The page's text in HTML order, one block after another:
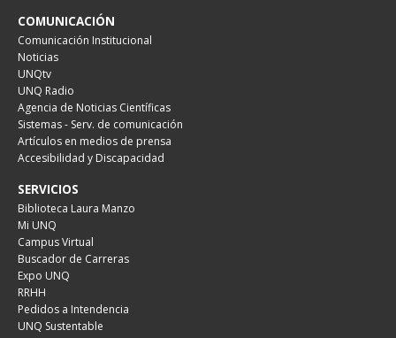
COMUNICACIÓN
Comunicación Institucional
Noticias
UNQtv
UNQ Radio
Agencia de Noticias Científicas
Sistemas - Serv. de comunicación
Artículos en medios de prensa
Accesibilidad y Discapacidad
SERVICIOS
Biblioteca Laura Manzo
Mi UNQ
Campus Virtual
Buscador de Carreras
Expo UNQ
RRHH
Pedidos a Intendencia
UNQ Sustentable